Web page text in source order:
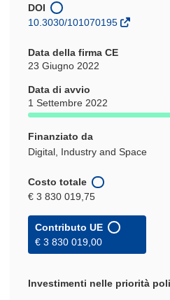
DOI
10.3030/101070195
Data della firma CE
23 Giugno 2022
Data di avvio
1 Settembre 2022
Finanziato da
Digital, Industry and Space
Costo totale
€ 3 830 019,75
Contributo UE
€ 3 830 019,00
Investimenti nelle priorità